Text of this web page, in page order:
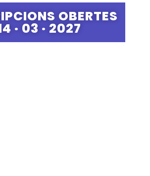
OBERTES
· 03 · 2027